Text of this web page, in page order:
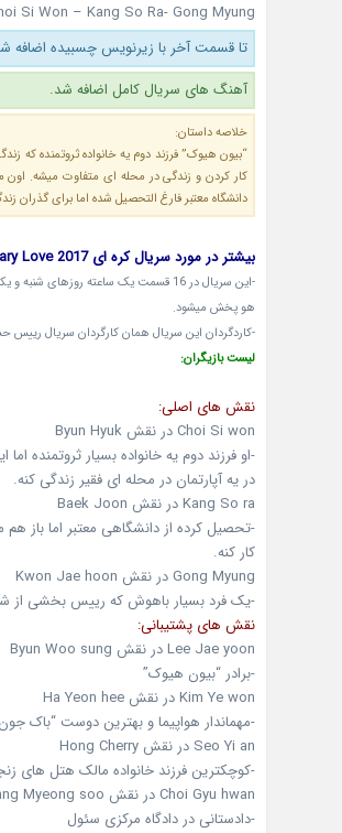
Si Won – Kang So Ra- Gong Myung
تا قسمت آخر با زیرنویس چسبیده اضافه
آهنگ های سریال کامل اضافه شد.
خلاصه داستان:
“بیون هیوک” فرزند دوم یه خانواده ثروتمنده که
کار کردن و زندگی در محله ای متفاوت میشه.
دانشگاه معتبر فارغ التحصیل شده اما برای گذران
بیشتر در مورد سریال کره ای Revolutionary Love 2017 بدانید!
هو پخش میشود.
-کاردگردان این سریال همان کارگردان سریال رییس
لیست بازیگران:
نقش های اصلی:
Choi Si won در نقش Byun Hyuk
-او فرزند دوم یه خانواده بسیار ثروتمنده
در یه آپارتمان در محله ای فقیر زندگی کنه.
Kang So ra در نقش Baek Joon
-تحصیل کرده از دانشگاهی معتبر اما باز
کار کنه.
Gong Myung در نقش Kwon Jae hoon
-یک فرد بسیار باهوش که رییس بخشی از
نقش های پشتیبانی:
Lee Jae yoon در نقش Byun Woo sung
-برادر “بیون هیوک”
Kim Ye won در نقش Ha Yeon hee
-مهماندار هواپیما و بهترین دوست “باک
Seo Yi an در نقش Hong Cherry
-کوچکترین فرزند خانواده مالک هتل های
Choi Gyu hwan در نقش Hwang Myeong soo
-دادستانی در دادگاه مرکزی سئول